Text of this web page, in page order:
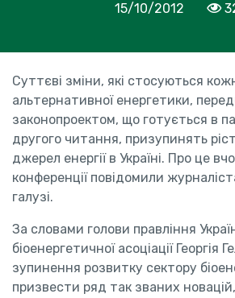
15/10/2012
Суттєві зміни, які стосуються
альтернативної енергетики,
законопроектом, що готується в
другого читання, призупинять
джерел енергії в Україні. Про це
конференції повідомили
галузі.
За словами голови правління
біоенергетичної асоціації Георгія
зупинення розвитку сектору
призвести ряд так званих